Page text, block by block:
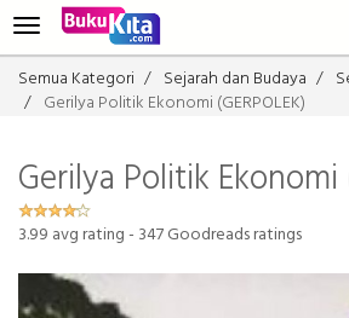
Semua Kategori Sejarah dan Budaya
Gerilya Politik Ekonomi (GERPOLEK)
Gerilya Politik Ekonomi
3.99 avg rating - 347Goodreads ratings